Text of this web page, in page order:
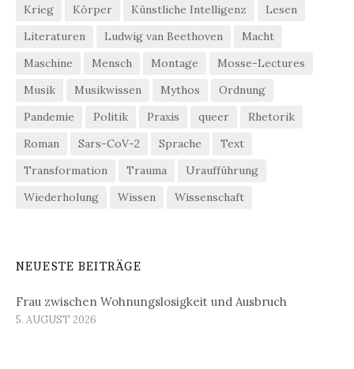
Krieg
Körper Künstliche Intelligenz
Lesen
Literaturen
Ludwig van Beethoven
Macht
Maschine
Mensch Montage
Mosse-Lectures
Musik
Musikwissen Mythos
Ordnung
Pandemie
Politik Praxis queer
Rhetorik
Roman
Sars-CoV-2 Sprache
Text
Transformation
Trauma
Uraufführung
Wiederholung
Wissen Wissenschaft
NEUESTE BEITRÄGE
Frau zwischen Wohnungslosigkeit und Ausbruch
5. AUGUST 2026